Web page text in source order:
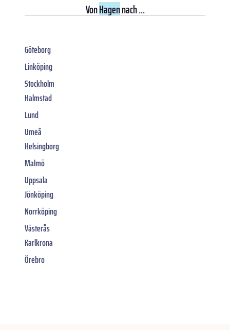
VonHagennach ...
Göteborg
Linköping
Stockholm
Halmstad
Lund
Umeå
Helsingborg
Malmö
Uppsala
Jönköping
Norrköping
Västerås
Karlkrona
Örebro